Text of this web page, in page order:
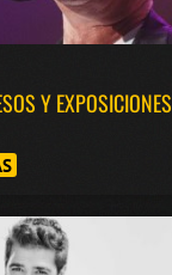
Y EXPOSICIONES